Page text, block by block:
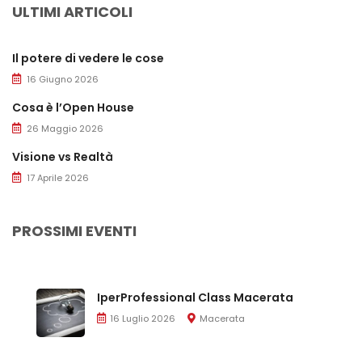
ULTIMI ARTICOLI
Il potere di vedere le cose
16 Giugno 2026
Cosa è l’Open House
26 Maggio 2026
Visione vs Realtà
17 Aprile 2026
PROSSIMI EVENTI
IperProfessional Class Macerata
16 Luglio 2026 Macerata